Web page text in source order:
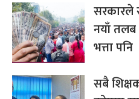
सरकारले
नयाँ तलब
भत्ता पनि
सबै